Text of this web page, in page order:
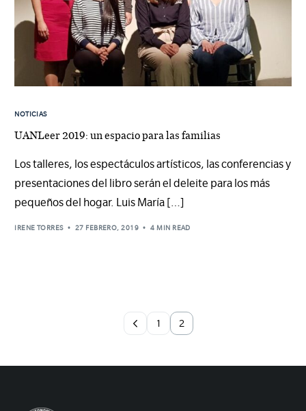
NOTICIAS
UANLeer 2019: un espacio para las familias
Los talleres, los espectáculos artísticos, las conferencias y
presentaciones del libro serán el deleite para los más
pequeños del hogar. Luis María […]
IRENE TORRES 27 FEBRERO, 2019 4 MIN READ
1 2